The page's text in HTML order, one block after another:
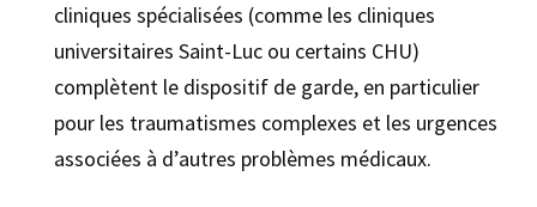
cliniques spécialisées (comme les cliniques
universitaires Saint-Luc ou certains CHU)
complètent le dispositif de garde, en particulier
pour les traumatismes complexes et les urgences
associées à d’autres problèmes médicaux.